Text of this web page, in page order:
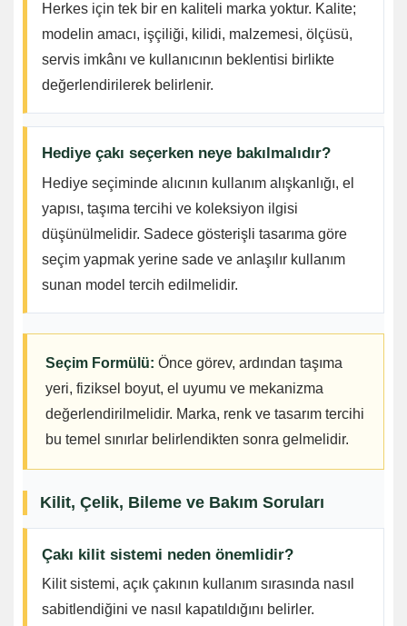
Herkes için tek bir en kaliteli marka yoktur. Kalite;
modelin amacı, işçiliği, kilidi, malzemesi, ölçüsü,
servis imkânı ve kullanıcının beklentisi birlikte
değerlendirilerek belirlenir.
Hediye çakı seçerken neye bakılmalıdır?
Hediye seçiminde alıcının kullanım alışkanlığı, el
yapısı, taşıma tercihi ve koleksiyon ilgisi
düşünülmelidir. Sadece gösterişli tasarıma göre
seçim yapmak yerine sade ve anlaşılır kullanım
sunan model tercih edilmelidir.
Seçim Formülü: Önce görev, ardından taşıma
yeri, fiziksel boyut, el uyumu ve mekanizma
değerlendirilmelidir. Marka, renk ve tasarım tercihi
bu temel sınırlar belirlendikten sonra gelmelidir.
Kilit, Çelik, Bileme ve Bakım Soruları
Çakı kilit sistemi neden önemlidir?
Kilit sistemi, açık çakının kullanım sırasında nasıl
sabitlendiğini ve nasıl kapatıldığını belirler.